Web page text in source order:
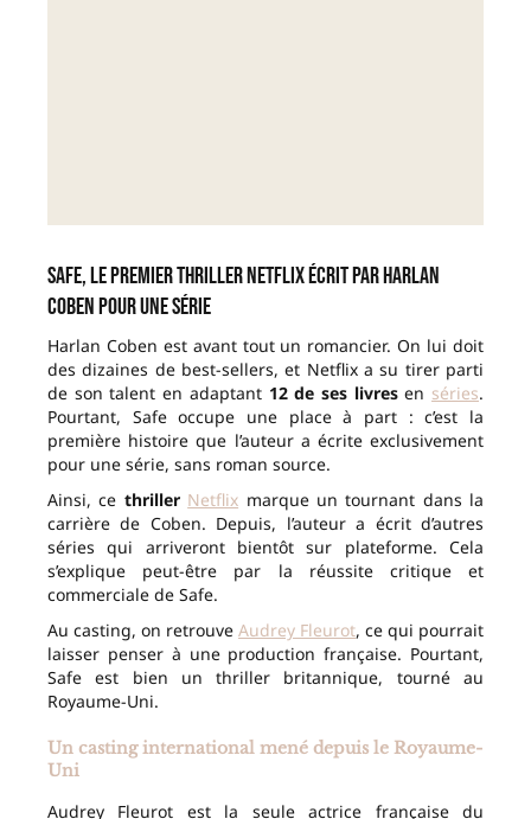
Safe, le premier thriller Netflix écrit par Harlan
Coben pour une série
Harlan Coben est avant tout un romancier. On lui doit
des dizaines de best-sellers, et Netflix a su tirer parti
de son talent en adaptant 12 de ses livresen séries.
Pourtant, Safe occupe une place à part : c’est la
première histoire que l’auteur a écrite exclusivement
pour une série, sans roman source.
Ainsi, ce thriller Netflix marque un tournant dans la
carrière de Coben. Depuis, l’auteur a écrit d’autres
séries qui arriveront bientôt sur plateforme. Cela
s’explique peut-être par la réussite critique et
commerciale de Safe.
Au casting, on retrouve Audrey Fleurot, ce qui pourrait
laisser penser à une production française. Pourtant,
Safe est bien un thriller britannique, tourné au
Royaume-Uni.
Un casting international mené depuis le Royaume-
Uni
Audrey Fleurot est la seule actrice française du